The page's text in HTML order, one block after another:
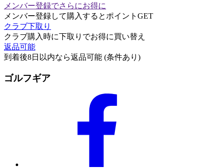
メンバー登録でさらにお得に
メンバー登録して購入するとポイントGET
クラブ下取り
クラブ購入時に下取りでお得に買い替え
返品可能
到着後8日以内なら返品可能 (条件あり)
ゴルフギア